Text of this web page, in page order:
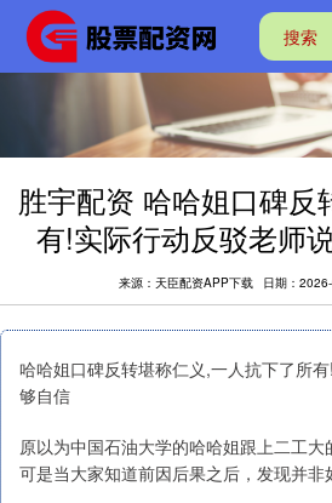
胜宇配资 哈哈姐口碑反
有!实际行动反驳老师
来源：天臣配资APP下载 日期：
哈哈姐口碑反转堪称仁义,一人抗下了所
够自信
原以为中国石油大学的哈哈姐跟上二工大
可是当大家知道前因后果之后，发现并非